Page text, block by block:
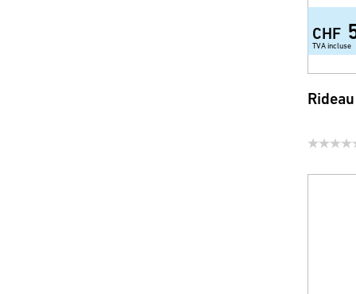
CHF
TVA incluse